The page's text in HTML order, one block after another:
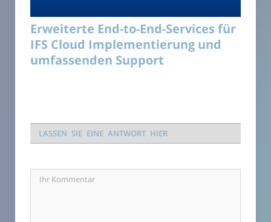
Erweiterte End-to-End-Services für
IFS Cloud Implementierung und
umfassenden Support
LASSEN SIE EINE ANTWORT HIER